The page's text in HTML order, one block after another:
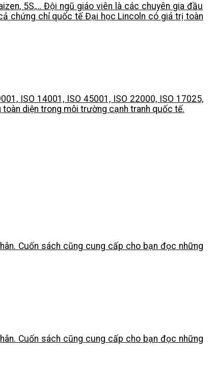
5S,… Đội ngũ giáo viên là các chuyên gia đầu
chứng chỉ quốc tế Đại học Lincoln có giá trị toàn
ISO 14001, ISO 45001, ISO 22000, ISO 17025,
toàn diện trong môi trường cạnh tranh quốc tế.
Cuốn sách cũng cung cấp cho bạn đọc những
Cuốn sách cũng cung cấp cho bạn đọc những